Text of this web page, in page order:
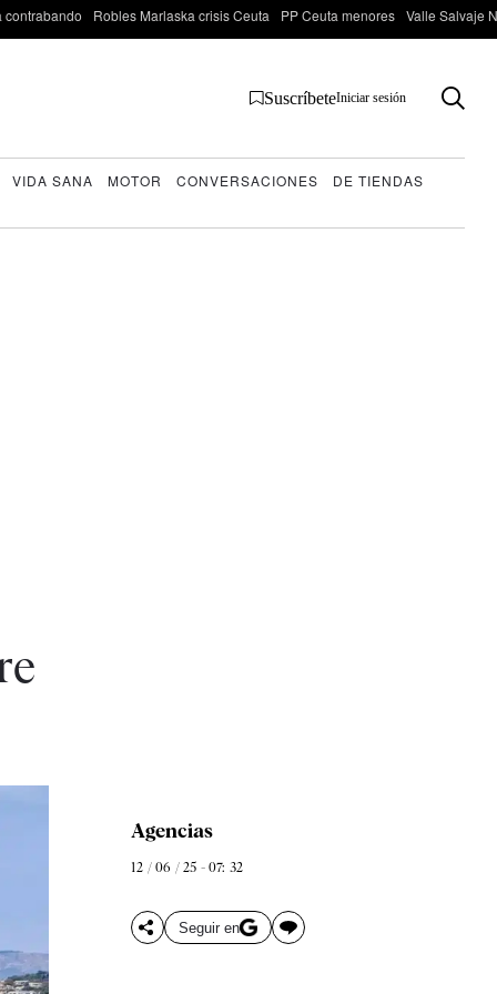
contrabando Robles Marlaska crisis Ceuta PP Ceuta menores Valle Salvaje
SuscríbeteIniciar sesión
VIDA SANA MOTOR CONVERSACIONES DE TIENDAS
Agencias
12 / 06 / 25 - 07: 32
Seguir en